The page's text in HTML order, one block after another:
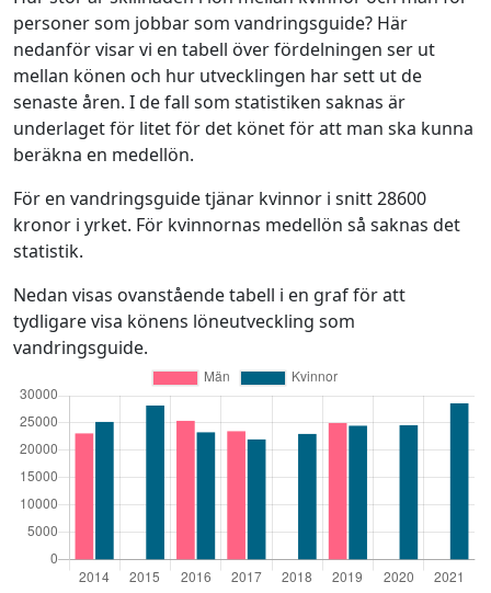
personer som jobbar som vandringsguide? Här
nedanför visar vi en tabell över fördelningen ser ut
mellan könen och hur utvecklingen har sett ut de
senaste åren. I de fall som statistiken saknas är
underlaget för litet för det könet för att man ska kunna
beräkna en medellön.
För en vandringsguide tjänar kvinnor i snitt 28600
kronor i yrket. För kvinnornas medellön så saknas det
statistik.
Nedan visas ovanstående tabell i en graf för att
tydligare visa könens löneutveckling som
vandringsguide.